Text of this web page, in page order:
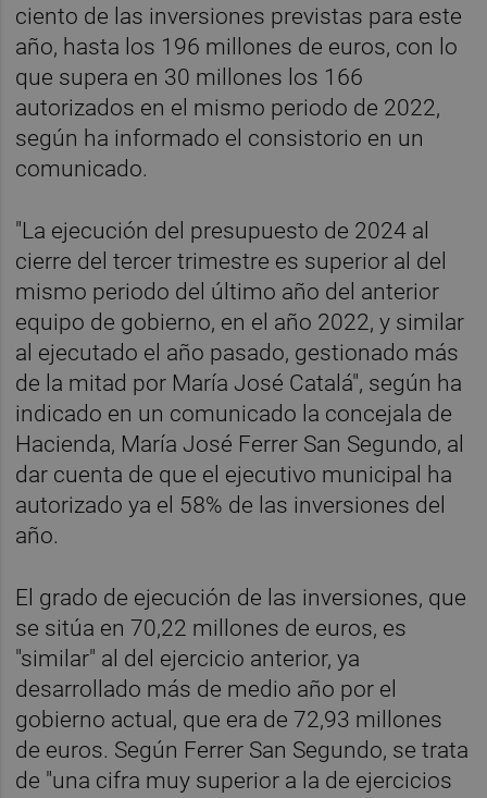
ciento de las inversiones previstas para este
año, hasta los 196 millones de euros, con lo
que supera en 30 millones los 166
autorizados en el mismo periodo de 2022,
según ha informado el consistorio en un
comunicado.
"La ejecución del presupuesto de 2024 al
cierre del tercer trimestre es superior al del
mismo periodo del último año del anterior
equipo de gobierno, en el año 2022, y similar
al ejecutado el año pasado, gestionado más
de la mitad por María José Catalá", según ha
indicado en un comunicado la concejala de
Hacienda, María José Ferrer San Segundo, al
dar cuenta de que el ejecutivo municipal ha
autorizado ya el 58% de las inversiones del
año.
El grado de ejecución de las inversiones, que
se sitúa en 70,22 millones de euros, es
"similar" al del ejercicio anterior, ya
desarrollado más de medio año por el
gobierno actual, que era de 72,93 millones
de euros. Según Ferrer San Segundo, se trata
de "una cifra muy superior a la de ejercicios